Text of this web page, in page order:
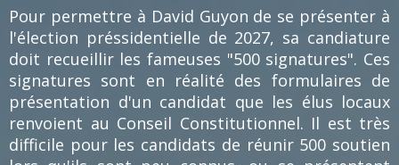
Pour permettre à David Guyon de se présenter à
l'élection préssidentielle de 2027, sa candiature
doit recueillir les fameuses "500 signatures". Ces
signatures sont en réalité des formulaires de
présentation d'un candidat que les élus locaux
renvoient au Conseil Constitutionnel. Il est très
difficile pour les candidats de réunir 500 soutien